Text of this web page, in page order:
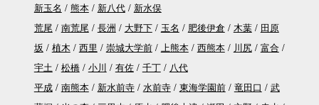
新玉名 熊本 新八代
新水俣
荒尾
南荒尾 長洲 大野下 玉名 肥後伊倉 木葉
田原
坂
植木 西里 崇城大学前 上熊本 西熊本 川尻
富合
宇土
松橋 小川 有佐 千丁
八代
平成
南熊本 新水前寺 水前寺 東海学園前 竜田口
武